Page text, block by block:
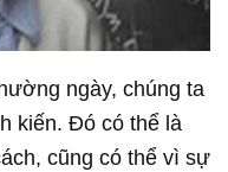
ngày, chúng ta
kiến. Đó có thể là
cũng có thể vì sự